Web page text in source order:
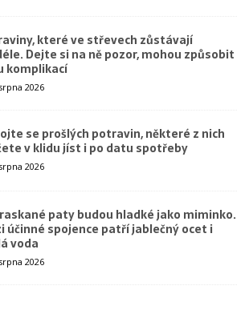
které ve střevech zůstávají
Dejte si na ně pozor, mohou způsobit
komplikací
2026
se prošlých potravin, některé z nich
v klidu jíst i po datu spotřeby
2026
paty budou hladké jako miminko.
účinné spojence patří jablečný ocet i
voda
2026